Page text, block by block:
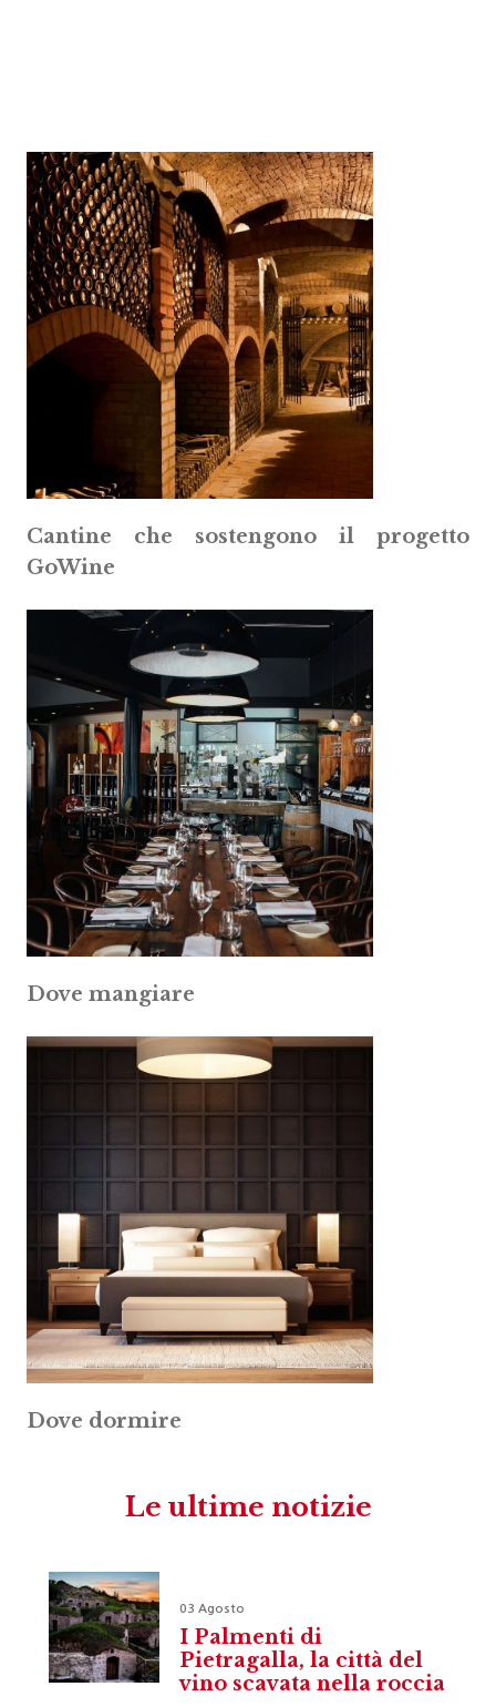
Cantine che sostengono il progetto
GoWine
Dove mangiare
Dove dormire
Le ultime notizie
03 Agosto
I Palmenti di
Pietragalla, la città del
vino scavata nella roccia